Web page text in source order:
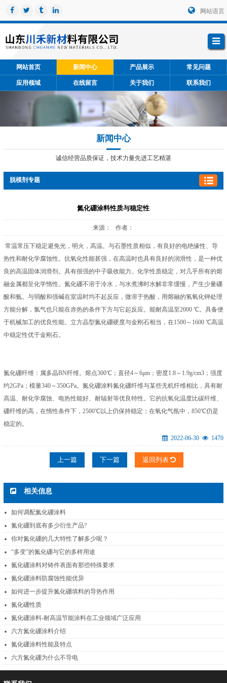
网站语言
网站首页 新闻中心 产品展示 常见问题
应用领域 在线留言 关于我们 联系我们
新闻中心
诚信经营品质保证，技术力量先进工艺精湛
脱模剂专题
氮化硼涂料性质与稳定性
来源： 作者：
常温常压下稳定避免光，明火，高温。与石墨性质相似，有良好的电绝缘性、导
热性和耐化学腐蚀性。抗氧化性能甚强，在高温时也具有良好的润滑性，是一种优
良的高温固体润滑剂。具有很强的中子吸收能力。化学性质稳定，对几乎所有的熔
融金属都呈化学惰性。氮化硼不溶于冷水，与水煮沸时水解非常缓慢，产生少量硼
酸和氨。与弱酸和强碱在室温时均不起反应，微溶于热酸，用熔融的氢氧化钾处理
方能分解，氯气也只能在赤热的条件下方与它起反应。能耐高温至2000 ℃。具备便
于机械加工的优良性能。立方晶型氮化硼硬度与金刚石相当，在1500～1600 ℃高温
中稳定性优于金刚石。
氮化硼纤维：属多晶BN纤维。熔点300℃；直径4～6μm；密度1.8～1.9g/cm3；强度
约2GPa；模量340～350GPa。氮化硼涂料氮化硼纤维与某些无机纤维相比，具有耐
高温、耐化学腐蚀、电热性能好、耐辐射等优良特性。它的抗氧化温度比碳纤维、
硼纤维的高，在惰性条件下，2500℃以上仍保持稳定；在氧化气氛中，850℃仍是
稳定的。
2022-06-30
1470
上一篇 下一篇 返回列表
相关信息
如何调配氮化硼涂料
氮化硼到底有多少衍生产品?
你对氮化硼的几大特性了解多少呢？
“多变”的氮化硼与它的多样用途
氮化硼涂料对铸件表面有那些特殊要求
氮化硼涂料防腐蚀性能优异
如何进一步提升氮化硼填料的导热作用
氮化硼性质
氮化硼涂料-耐高温节能涂料在工业领域广泛应用
六方氮化硼涂料介绍
氮化硼涂料性能及特点
六方氮化硼为什么不导电